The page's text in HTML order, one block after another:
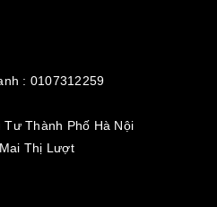
: 0107312259
Thành Phố Hà Nội
Thị Lượt